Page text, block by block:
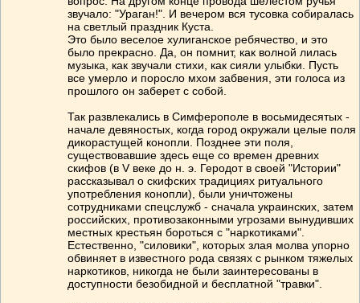
звучало: "Ураган!". И вечером вся тусовка собиралась
на светлый праздник Куста.
Это было веселое хулиганское ребячество, и это
было прекрасно. Да, он помнит, как волной лилась
музыка, как звучали стихи, как сияли улыбки. Пусть
все умерло и поросло мхом забвения, эти голоса из
прошлого он заберет с собой.
Так развлекались в Симферополе в восьмидесятых -
начале девяностых, когда город окружали целые поля
дикорастущей конопли. Позднее эти поля,
существовавшие здесь еще со времен древних
скифов (в V веке до н. э. Геродот в своей "Истории"
рассказывал о скифских традициях ритуального
употребления конопли), были уничтожены
сотрудниками спецслужб - сначала украинских, затем
российских, противозаконными угрозами вынудивших
местных крестьян бороться с "наркотиками".
Естественно, "силовики", которых злая молва упорно
обвиняет в известного рода связях с рынком тяжелых
наркотиков, никогда не были заинтересованы в
доступности безобидной и бесплатной "травки".